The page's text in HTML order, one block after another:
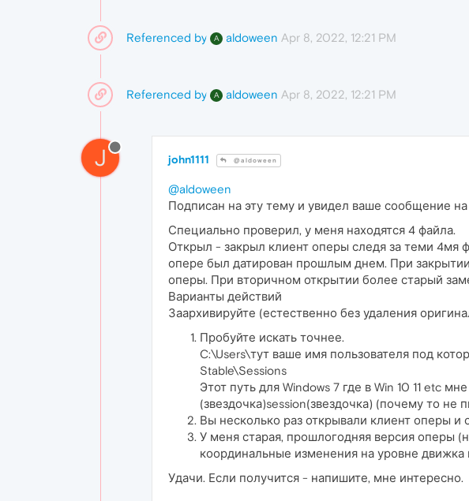
Referenced by A aldoween Apr 8, 2022, 12:21 PM
Referenced by A aldoween Apr 8, 2022, 12:21 PM
J john1111 @aldoween
@aldoween
Подписан на эту тему и увидел ваше сообщение на
Специально проверил, у меня находятся 4 файла.
Открыл - закрыл клиент оперы следя за теми 4мя
опере был датирован прошлым днем. При
оперы. При вторичном открытии более старый
Варианты действий
Заархивируйте (естественно без удаления
Пробуйте искать точнее.
C:\Users\тут ваше имя пользователя под
Stable\Sessions
Этот путь для Windows 7 где в Win 10 11 etc
(звездочка)session(звездочка) (почему то не
Вы несколько раз открывали клиент оперы и
У меня старая, прошлогодняя версия оперы
координальные изменения на уровне движка
Удачи. Если получится - напишите, мне интересно.